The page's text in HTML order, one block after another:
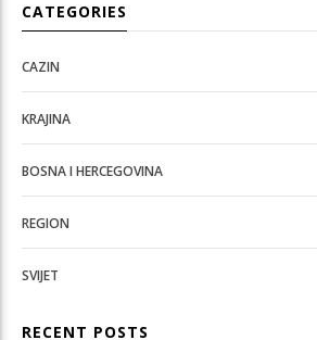
CATEGORIES
CAZIN
KRAJINA
BOSNA I HERCEGOVINA
REGION
SVIJET
RECENT POSTS